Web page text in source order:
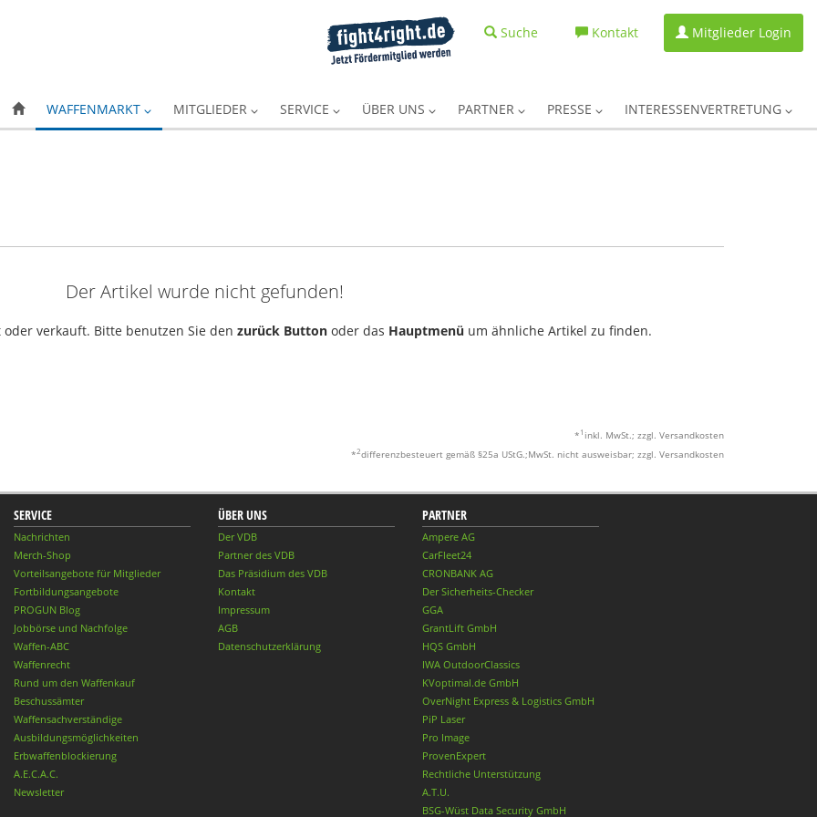
Suche Kontakt Mitglieder Login
WAFFENMARKT MITGLIEDER SERVICE ÜBER UNS PARTNER PRESSE INTERESSENVERTRETUNG
Der Artikel wurde nicht gefunden!
verkauft. Bitte benutzen Sie den zurück Button oder das Hauptmenü um ähnliche Artikel zu finden.
* 1 inkl. MwSt.; zzgl. Versandkosten
*2differenzbesteuert gemäß §25a UStG.;MwSt. nicht ausweisbar; zzgl. Versandkosten
SERVICE
Nachrichten
Merch-Shop
Vorteilsangebote für Mitglieder
Fortbildungsangebote
PROGUN Blog
Jobbörse und Nachfolge
Waffen-ABC
Waffenrecht
Rund um den Waffenkauf
Beschussämter
Waffensachverständige
Ausbildungsmöglichkeiten
Erbwaffenblockierung
A.E.C.A.C.
Newsletter
ÜBER UNS
Der VDB
Partner des VDB
Das Präsidium des VDB
Kontakt
Impressum
AGB
Datenschutzerklärung
PARTNER
Ampere AG
CarFleet24
CRONBANK AG
Der Sicherheits-Checker
GGA
GrantLift GmbH
HQS GmbH
IWA OutdoorClassics
KVoptimal.de GmbH
OverNight Express & Logistics GmbH
PiP Laser
Pro Image
ProvenExpert
Rechtliche Unterstützung
A.T.U.
BSG-Wüst Data Security GmbH